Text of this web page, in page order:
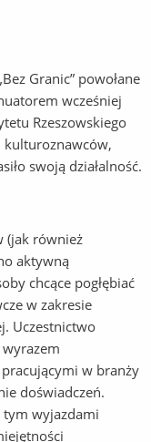
Granic” powołane
wcześniej
Rzeszowskiego
swoją działalność.
(jak również
aktywną
chcące pogłębiać
w zakresie
Uczestnictwo
w branży
doświadczeń.
wyjazdami